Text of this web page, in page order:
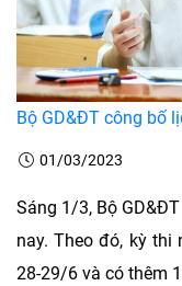
Bộ GD&ĐT công bố
01/03/2023
Sáng 1/3, Bộ
nay. Theo đó, kỳ
28-29/6 và có thêm